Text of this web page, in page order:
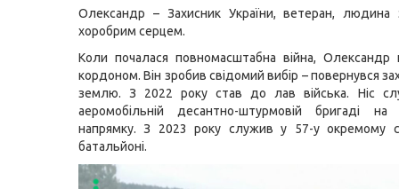
Олександр – Захисник України, ветеран,
хоробрим серцем.
Коли почалася повномасштабна війна, Олександр
кордоном. Він зробив свідомий вибір –повернувся
землю. З 2022 року став до лав війська. Ніс
аеромобільній десантно-штурмовій бригаді на
напрямку. З 2023 року служив у 57-у окремому
батальйоні.